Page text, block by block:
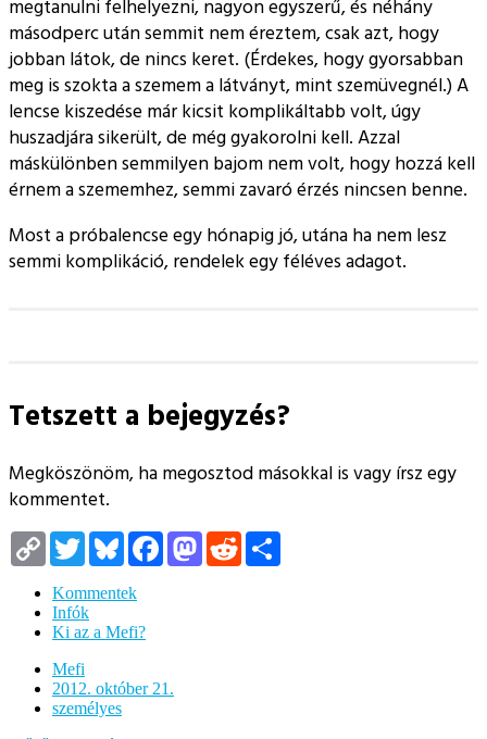
megtanulni felhelyezni, nagyon egyszerű, és néhány
másodperc után semmit nem éreztem, csak azt, hogy
jobban látok, de nincs keret. (Érdekes, hogy gyorsabban
meg is szokta a szemem a látványt, mint szemüvegnél.) A
lencse kiszedése már kicsit komplikáltabb volt, úgy
huszadjára sikerült, de még gyakorolni kell. Azzal
máskülönben semmilyen bajom nem volt, hogy hozzá kell
érnem a szememhez, semmi zavaró érzés nincsen benne.
Most a próbalencse egy hónapig jó, utána ha nem lesz
semmi komplikáció, rendelek egy féléves adagot.
Tetszett a bejegyzés?
Megköszönöm, ha megosztod másokkal is vagy írsz egy
kommentet.
Copy
Link
TwitterBlueskyFacebookMastodon
Reddit
Kommentek
Infók
Ki az a Mefi?
Mefi
2012. október 21.
személyes